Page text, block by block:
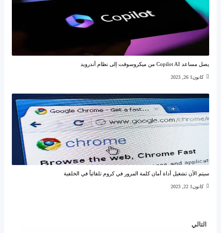
يصل مساعد Copilot AI من ميكروسوفت إلى نظام أندرويد
كانون1 26, 2023
سيتم الآن تشغيل أداة أمان كلمة المرور في كروم تلقائياً في الخلفية
كانون1 22, 2023
التالي